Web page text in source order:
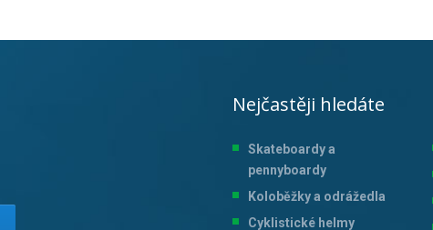
Nejčastěji hledáte
Skateboardy a
pennyboardy
Koloběžky a odrážedla
Cyklistické helmy